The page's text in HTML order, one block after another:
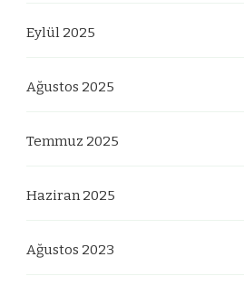
Eylül 2025
Ağustos 2025
Temmuz 2025
Haziran 2025
Ağustos 2023